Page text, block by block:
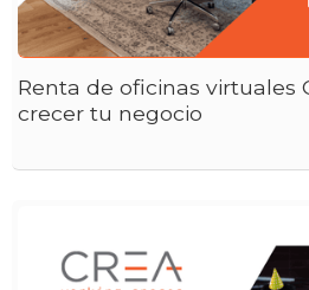
Renta de oficinas virtuales
crecer tu negocio